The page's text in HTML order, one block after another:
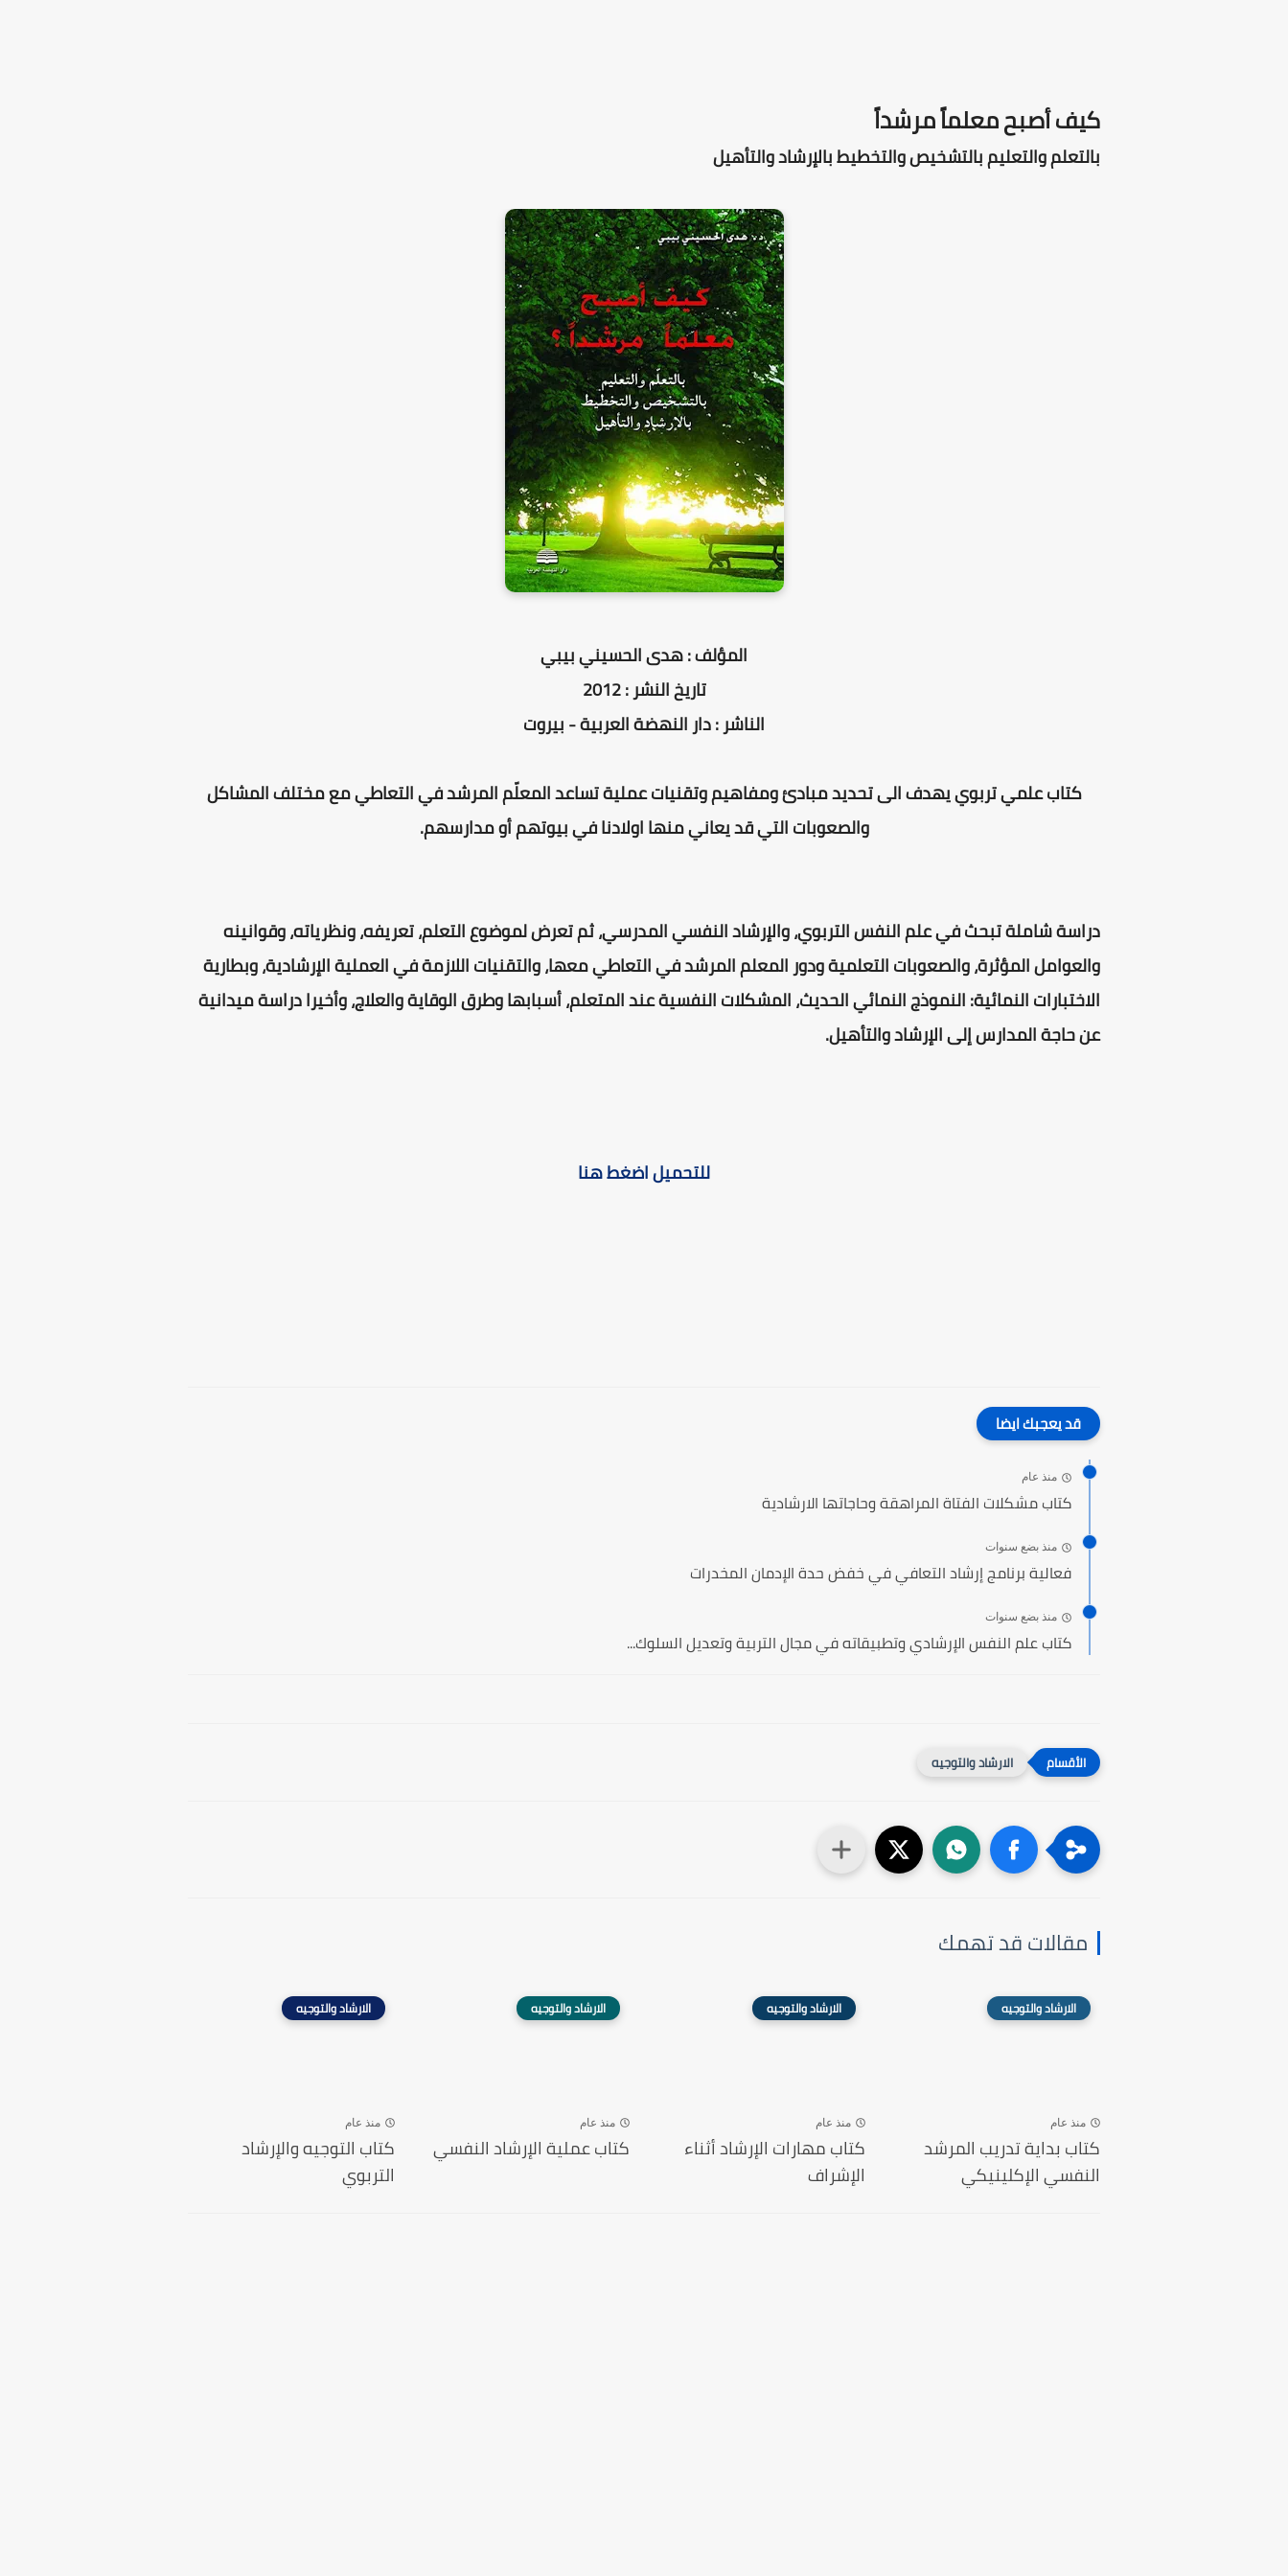
كيف أصبح معلماً مرشداً
بالتعلم والتعليم بالتشخيص والتخطيط بالإرشاد والتأهيل
المؤلف : هدى الحسيني بيبي
تاريخ النشر : 2012
الناشر : دار النهضة العربية - بيروت
كتاب علمي تربوي يهدف الى تحديد مبادئ ومفاهيم وتقنيات عملية تساعد المعلّم المرشد في التعاطي مع مختلف المشاكل
والصعوبات التي قد يعاني منها اولادنا في بيوتهم أو مدارسهم.
دراسة شاملة تبحث في علم النفس التربوي، والإرشاد النفسي المدرسي، ثم تعرض لموضوع التعلم، تعريفه، ونظرياته، وقوانينه
والعوامل المؤثرة، والصعوبات التعلمية ودور المعلم المرشد في التعاطي معها، والتقنيات اللازمة في العملية الإرشادية، وبطارية
الاختبارات النمائية: النموذج النمائي الحديث، المشكلات النفسية عند المتعلم، أسبابها وطرق الوقاية والعلاج، وأخيرا دراسة ميدانية
عن حاجة المدارس إلى الإرشاد والتأهيل.
للتحميل اضغط هنا
قد يعجبك ايضا
منذ عام
كتاب مشكلات الفتاة المراهقة وحاجاتها الارشادية
منذ بضع سنوات
فعالية برنامج إرشاد التعافي في خفض حدة الإدمان المخدرات
منذ بضع سنوات
كتاب علم النفس الإرشادي وتطبيقاته في مجال التربية وتعديل السلوك...
الارشاد والتوجيه
مقالات قد تهمك
الارشاد والتوجيه
منذ عام
كتاب بداية تدريب المرشد
النفسي الإكلينيكي
الارشاد والتوجيه
منذ عام
كتاب مهارات الإرشاد أثناء
الإشراف
الارشاد والتوجيه
منذ عام
كتاب عملية الإرشاد النفسي
الارشاد والتوجيه
منذ عام
كتاب التوجيه والإرشاد
التربوي